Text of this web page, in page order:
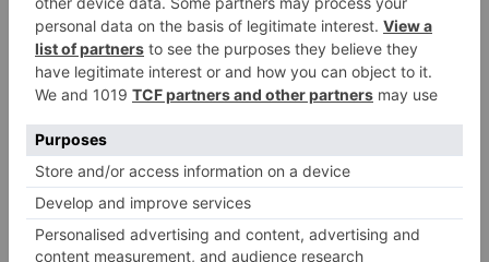
Pathological Demand Avoidance: Umgang mit
PANDA-Kindern – Kinder mit starkem
Autonomiebedürfnis (2)
15. Juli 2026 0